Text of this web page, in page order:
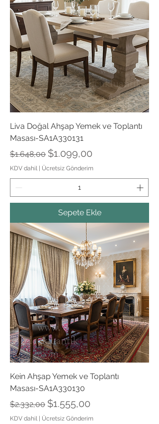
Liva Doğal Ahşap Yemek ve Toplantı
Masası-SA1A330131
Normal Fiyat
$1.648,00 İndirimli Fiyat
$1.099,00
KDV dahil | Ücretsiz Gönderim
Sepete Ekle
Kein Ahşap Yemek ve Toplantı
Masası-SA1A330130
Normal Fiyat
$2.332,00 İndirimli Fiyat
$1.555,00
KDV dahil | Ücretsiz Gönderim